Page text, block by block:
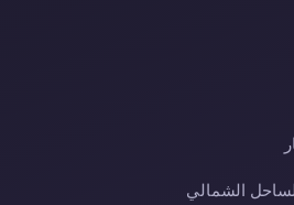
الشمالي